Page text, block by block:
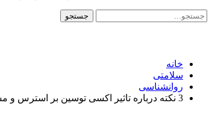
خانه
سلامتی
روانشناسی
3 نکته درباره تاثیر اکسی توسین بر استرس و مشکلات گوارشی